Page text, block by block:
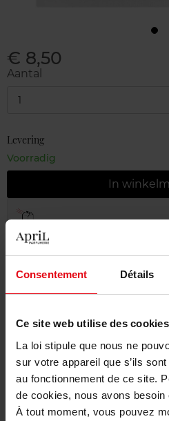
Consentement Détails
Ce site web utilise des
La loi stipule que nous ne
sur votre appareil que s’ils
au fonctionnement de ce site.
de cookies, nous avons
À tout moment, vous pouvez
€ 8,50
Aantal
1
Levering
Voorradig
In
Gratis retour in je
Gratis verpakking
Beschrijving
Karakteristieken